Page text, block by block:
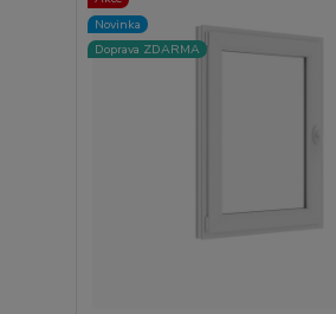
Novinka
Doprava ZDARMA